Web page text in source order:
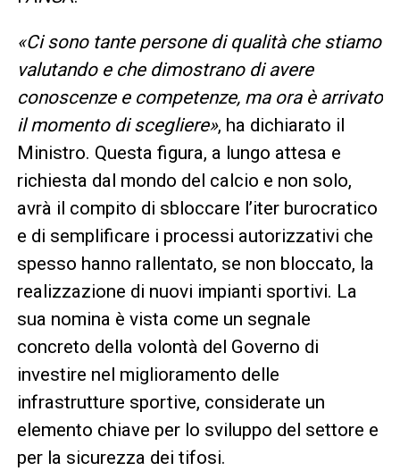
«Ci sono tante persone di qualità che stiamo
valutando e che dimostrano di avere
conoscenze e competenze, ma ora è arrivato
il momento di scegliere», ha dichiarato il
Ministro. Questa figura, a lungo attesa e
richiesta dal mondo del calcio e non solo,
avrà il compito di sbloccare l’iter burocratico
e di semplificare i processi autorizzativi che
spesso hanno rallentato, se non bloccato, la
realizzazione di nuovi impianti sportivi. La
sua nomina è vista come un segnale
concreto della volontà del Governo di
investire nel miglioramento delle
infrastrutture sportive, considerate un
elemento chiave per lo sviluppo del settore e
per la sicurezza dei tifosi.